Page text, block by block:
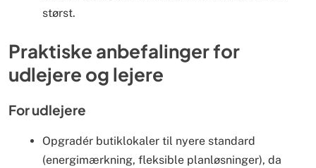
størst.
Praktiske anbefalinger for
udlejere og lejere
For udlejere
Opgradér butiklokaler til nyere standard
(energimærkning, fleksible planløsninger), da